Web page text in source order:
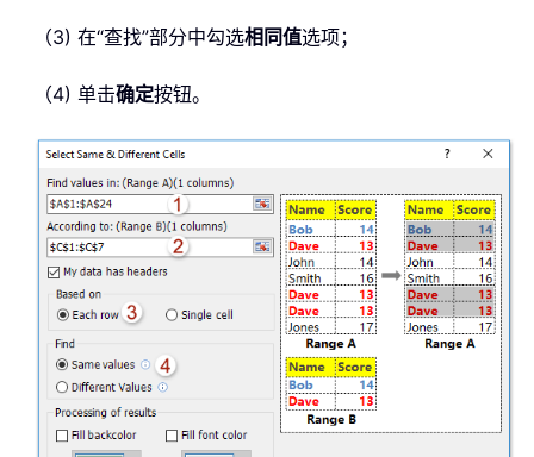
（3) 在“查找”部分中勾选相同值选项；
（4) 单击确定按钮。